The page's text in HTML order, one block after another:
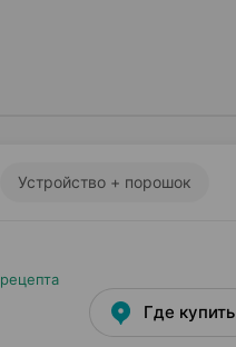
Устройство + порошок
Где купить